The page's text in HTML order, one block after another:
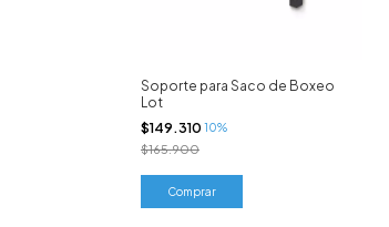
Soporte para Saco de Boxeo
Lot
$149.310 10%
$165.900